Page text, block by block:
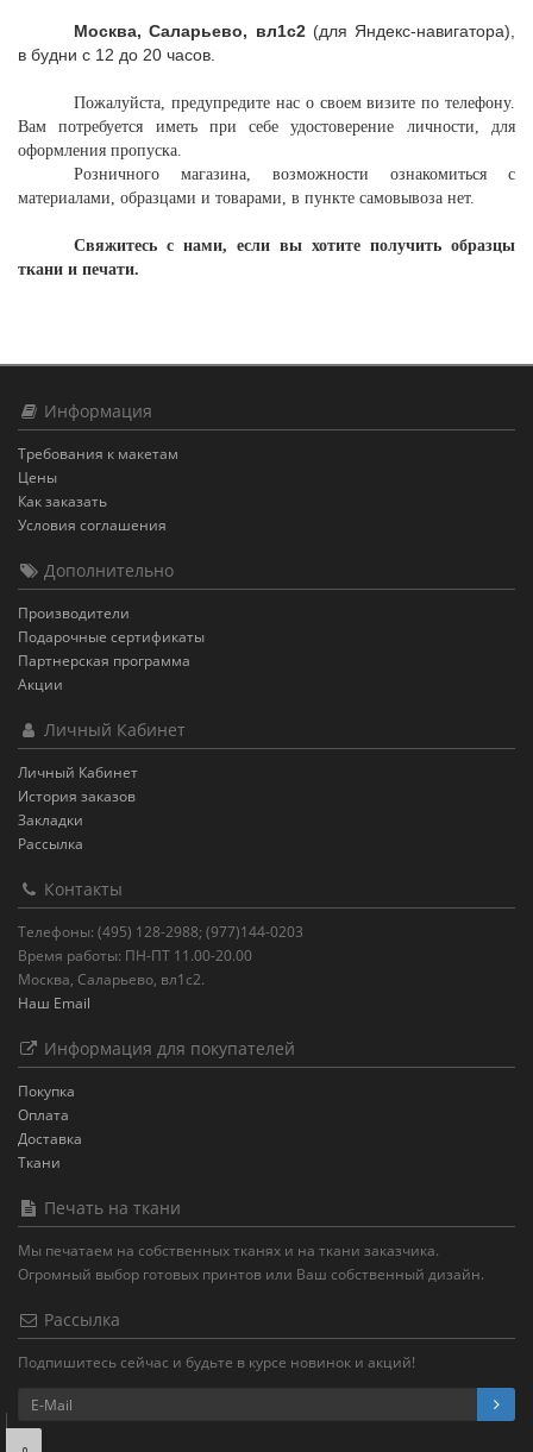
Москва, Саларьево, вл1с2(для Яндекс-навигатора),
в будни с 12 до 20 часов.
Пожалуйста, предупредите нас о своем визите по телефону.
Вам потребуется иметь при себе удостоверение личности, для
оформления пропуска.
Розничного магазина, возможности ознакомиться с
материалами, образцами и товарами, в пункте самовывоза нет.
Свяжитесь с нами, если вы хотите получить образцы
ткани и печати.
Информация
Требования к макетам
Цены
Как заказать
Условия соглашения
Дополнительно
Производители
Подарочные сертификаты
Партнерская программа
Акции
Личный Кабинет
Личный Кабинет
История заказов
Закладки
Рассылка
Контакты
Телефоны: (495) 128-2988; (977)144-0203
Время работы: ПН-ПТ 11.00-20.00
Москва, Саларьево, вл1с2.
Наш Email
Информация для покупателей
Покупка
Оплата
Доставка
Ткани
Печать на ткани
Мы печатаем на собственных тканях и на ткани заказчика.
Огромный выбор готовых принтов или Ваш собственный дизайн.
Рассылка
Подпишитесь сейчас и будьте в курсе новинок и акций!